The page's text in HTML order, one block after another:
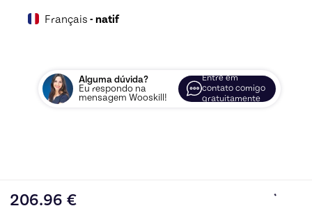
Français - natif
Alguma dúvida?
Eu respondo na
mensagem Wooskill!
Entre em
contato comigo
gratuitamente
206.96 €